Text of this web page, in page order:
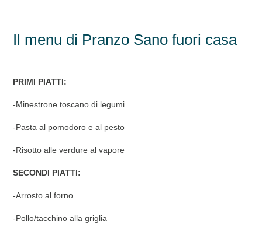
Il menu di Pranzo Sano fuori casa
PRIMI PIATTI:
-Minestrone toscano di legumi
-Pasta al pomodoro e al pesto
-Risotto alle verdure al vapore
SECONDI PIATTI:
-Arrosto al forno
-Pollo/tacchino alla griglia